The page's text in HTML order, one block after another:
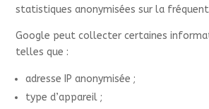
statistiques anonymisées sur la
Google peut collecter certaines
telles que :
adresse IP anonymisée ;
type d’appareil ;